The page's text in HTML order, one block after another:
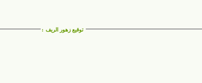
توقيع زهور الريف :